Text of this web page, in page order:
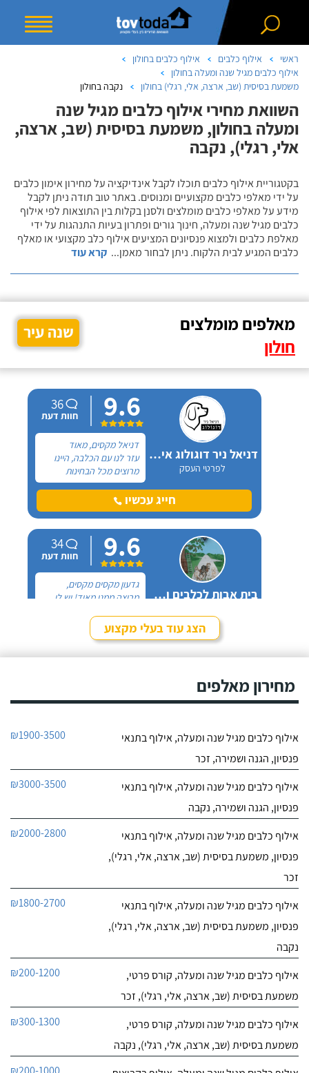
ראשי אילוף כלבים
אילוף כלבים בחולון
אילוף כלבים מגיל שנה ומעלה בחולון
משמעת בסיסית (שב, ארצה, אלי, רגלי) בחולון
נקבה בחולון
השוואת מחירי אילוף כלבים מגיל שנה
ומעלה בחולון, משמעת בסיסית (שב, ארצה,
אלי, רגלי), נקבה
בקטגוריית אילוף כלבים תוכלו לקבל אינדיקציה על מחירון אימון כלבים
על ידי מאלפי כלבים מקצועיים ומנוסים. באתר טוב תודה ניתן לקבל
מידע על מאלפי כלבים מומלצים ולסנן בקלות בין התוצאות לפי אילוף
כלבים מגיל שנה ומעלה, חינוך גורים ופתרון בעיות התנהגות על ידי
מאלפת כלבים ולמצוא פנסיונים המציעים אילוף כלב מקצועי או מאלף
כלבים המגיע לבית הלקוח. ניתן לבחור מאמן... קרא עוד
מאלפים מומלצים
חולון
שנה עיר
דניאל ניר דוגולוג אילוף כלבים
לפרטי העסק
9.6
36
חוות דעת
דניאל מקסים, מאוד
עזר לנו עם הכלבה, היינו
מרוצים מכל הבחינות
ואנחנו ממליצים בחום. יש
לנו כלבה שהיו לה בעיות
התנהגות שונות וזאת שהכי
אכילה מפח הזבל הביתי.
חייג עכשיו
בית אבות לכלבים ופנסיון חתולים
9.6
34
חוות דעת
גדעון מקסים מקסים,
מרוצה ממנו מאוד! יש לי
שנים, כל פעם שיש לי
נסיעה והיעדרות מהבית,
בחום.
חייג עכשיו
יוסי סמואל מאלף הכלבים
פרוע ולא מחונך. נפגשתי
בעיות התנהגות קשות
החלטתי לא לוותר
חייג עכשיו
הצג עוד בעלי מקצוע
מחירון מאלפים
אילוף כלבים מגיל שנה ומעלה, אילוף בתנאי
פנסיון, הגנה ושמירה, זכר
₪1900-3500
אילוף כלבים מגיל שנה ומעלה, אילוף בתנאי
פנסיון, הגנה ושמירה, נקבה
₪3000-3500
אילוף כלבים מגיל שנה ומעלה, אילוף בתנאי
פנסיון, משמעת בסיסית (שב, ארצה, אלי, רגלי),
זכר
₪2000-2800
אילוף כלבים מגיל שנה ומעלה, אילוף בתנאי
פנסיון, משמעת בסיסית (שב, ארצה, אלי, רגלי),
נקבה
₪1800-2700
אילוף כלבים מגיל שנה ומעלה, קורס פרטי,
משמעת בסיסית (שב, ארצה, אלי, רגלי), זכר
₪200-1200
אילוף כלבים מגיל שנה ומעלה, קורס פרטי,
משמעת בסיסית (שב, ארצה, אלי, רגלי), נקבה
₪300-1300